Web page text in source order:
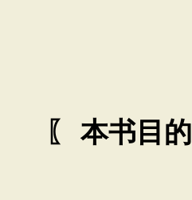
〖 本书目的